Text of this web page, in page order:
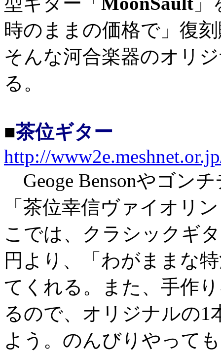
時のままの価格で」復
そんな河合楽器のオリ
る。
■茶位ギター
http://
Geoge Bensonやゴン
「茶位幸信ヴァイオリ
こでは、クラシックギ
円より、「わがままな
てくれる。また、手作
るので、オリジナルの1
よう。のんびりやって